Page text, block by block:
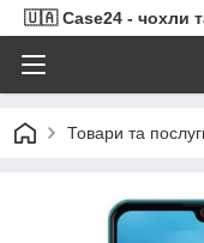
🇺🇦 Case24 - чохли
Товари та